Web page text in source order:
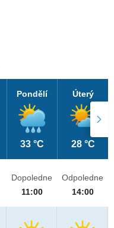
Pondělí
33 °C
Úterý
28 °C
Dopoledne
11:00
Odpoledne
14:00